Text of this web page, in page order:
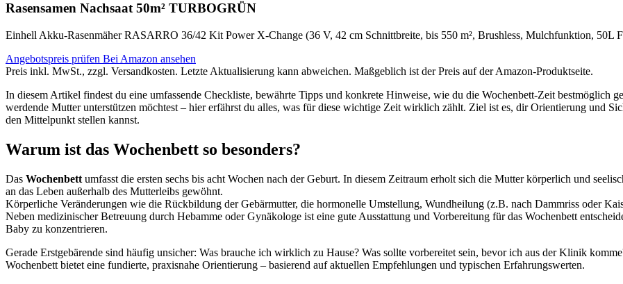
Rasensamen Nachsaat 50m² TURBOGRÜN
Einhell Akku-Rasenmäher RASARRO 36/42 Kit Power X-Change (36 V, 42 cm Schnittbreite, bis 550 m², Brushless, Mulchfunktion, 50L
Angebotspreis prüfen Bei Amazon ansehen
Preis inkl. MwSt., zzgl. Versandkosten. Letzte Aktualisierung kann abweichen. Maßgeblich ist der Preis auf der Amazon-Produktseite.
In diesem Artikel findest du eine umfassende Checkliste, bewährte Tipps und konkrete Hinweise, wie du die Wochenbett-Zeit bestmöglich
werdende Mutter unterstützen möchtest – hier erfährst du alles, was für diese wichtige Zeit wirklich zählt. Ziel ist es, dir Orientierung und
den Mittelpunkt stellen kannst.
Warum ist das Wochenbett so besonders?
Das Wochenbett umfasst die ersten sechs bis acht Wochen nach der Geburt. In diesem Zeitraum erholt sich die Mutter körperlich und
an das Leben außerhalb des Mutterleibs gewöhnt.
Körperliche Veränderungen wie die Rückbildung der Gebärmutter, die hormonelle Umstellung, Wundheilung (z.B. nach Dammriss oder
Neben medizinischer Betreuung durch Hebamme oder Gynäkologe ist eine gute Ausstattung und Vorbereitung für das Wochenbett
Baby zu konzentrieren.
Gerade Erstgebärende sind häufig unsicher: Was brauche ich wirklich zu Hause? Was sollte vorbereitet sein, bevor ich aus der Klinik
Wochenbett bietet eine fundierte, praxisnahe Orientierung – basierend auf aktuellen Empfehlungen und typischen Erfahrungswerten.